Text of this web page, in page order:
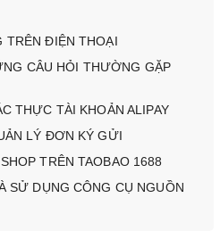
TRÊN ĐIỆN THOẠI
CÂU HỎI THƯỜNG GẶP
THỰC TÀI KHOẢN ALIPAY
LÝ ĐƠN KÝ GỬI
TRÊN TAOBAO 1688
SỬ DỤNG CÔNG CỤ NGUỒN